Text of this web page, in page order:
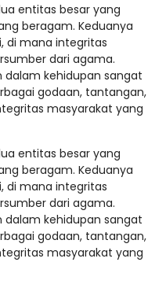
entitas besar yang
beragam. Keduanya
di mana integritas
dari agama.
dalam kehidupan sangat
godaan, tantangan,
masyarakat yang
entitas besar yang
beragam. Keduanya
di mana integritas
dari agama.
dalam kehidupan sangat
godaan, tantangan,
masyarakat yang